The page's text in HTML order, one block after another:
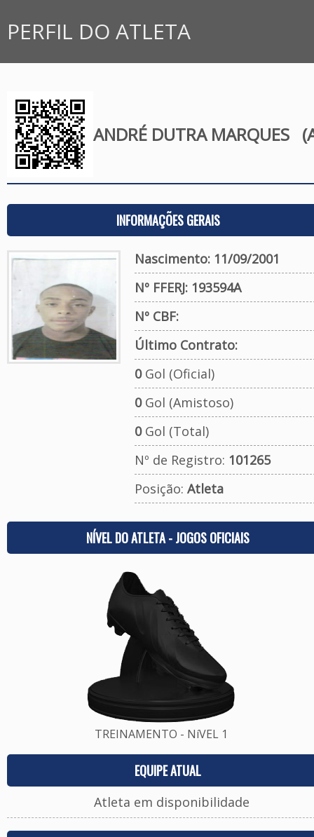
PERFIL DO ATLETA
ANDRÉ DUTRA MARQUES
INFORMAÇÕES GERAIS
Nascimento: 11/09/2001
Nº FFERJ: 193594A
Nº CBF:
Último Contrato:
0Gol (Oficial)
0Gol (Amistoso)
0Gol (Total)
Nº de Registro: 101265
Posição: Atleta
NÍVEL DO ATLETA - JOGOS OFICIAIS
TREINAMENTO - NíVEL 1
EQUIPE ATUAL
Atleta em disponibilidade